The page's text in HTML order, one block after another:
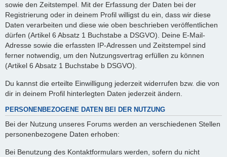
sowie den Zeitstempel. Mit der Erfassung der Daten bei der
Registrierung oder in deinem Profil willigst du ein, dass wir diese
Daten verarbeiten und diese wie oben beschrieben veröffentlichen
dürfen (Artikel 6 Absatz 1 Buchstabe a DSGVO). Deine E-Mail-
Adresse sowie die erfassten IP-Adressen und Zeitstempel sind
ferner notwendig, um den Nutzungsvertrag erfüllen zu können
(Artikel 6 Absatz 1 Buchstabe b DSGVO).
Du kannst die erteilte Einwilligung jederzeit widerrufen bzw. die von
dir in deinem Profil hinterlegten Daten jederzeit ändern.
PERSONENBEZOGENE DATEN BEI DER NUTZUNG
Bei der Nutzung unseres Forums werden an verschiedenen Stellen
personenbezogene Daten erhoben:
Bei Benutzung des Kontaktformulars werden, sofern du nicht